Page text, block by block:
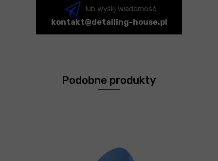
lub wyślij wiadomość:
kontakt@detailing-house.pl
Podobne produkty